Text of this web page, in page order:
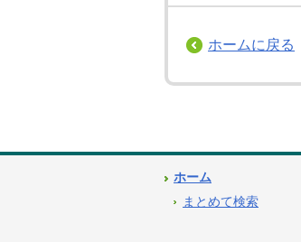
ホームに戻る
ホーム
まとめて検索